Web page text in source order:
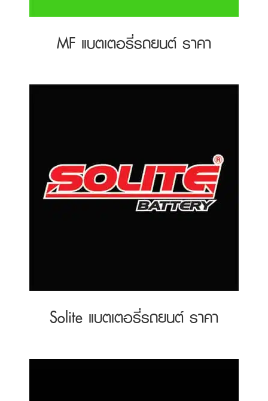
MF แบตเตอรี่รถยนต์ ราคา
Solite แบตเตอรี่รถยนต์ ราคา